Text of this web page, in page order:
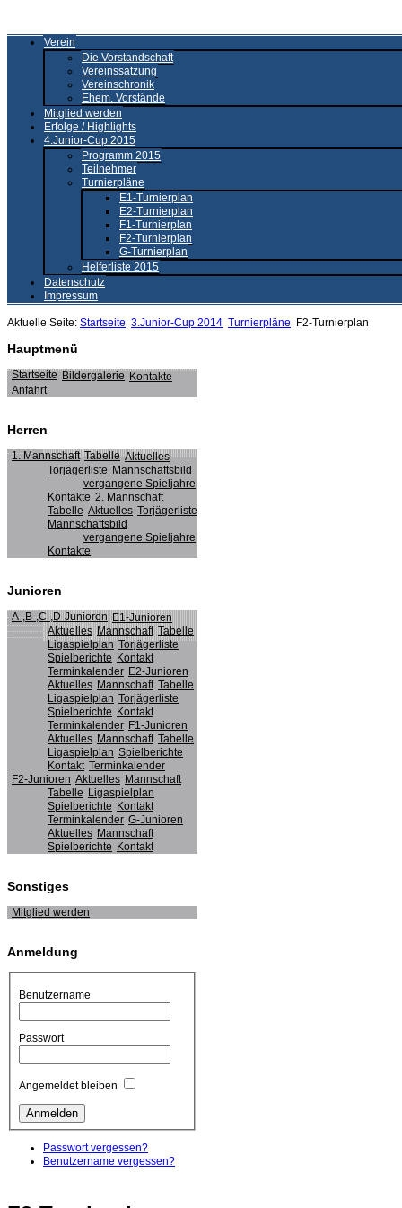
Verein
Die Vorstandschaft
Vereinssatzung
Vereinschronik
Ehem. Vorstände
Mitglied werden
Erfolge / Highlights
4.Junior-Cup 2015
Programm 2015
Teilnehmer
Turnierpläne
E1-Turnierplan
E2-Turnierplan
F1-Turnierplan
F2-Turnierplan
G-Turnierplan
Helferliste 2015
Datenschutz
Impressum
Aktuelle Seite: Startseite 3.Junior-Cup 2014 Turnierpläne F2-Turnierplan
Hauptmenü
Startseite Bildergalerie Kontakte
Anfahrt
Herren
1. Mannschaft Tabelle Aktuelles
Torjägerliste Mannschaftsbild
vergangene Spieljahre
Kontakte 2. Mannschaft
Tabelle Aktuelles Torjägerliste
Mannschaftsbild
vergangene Spieljahre
Kontakte
Junioren
A-,B-,C-,D-Junioren E1-Junioren
Aktuelles Mannschaft Tabelle
Ligaspielplan Torjägerliste
Spielberichte Kontakt
Terminkalender E2-Junioren
Aktuelles Mannschaft Tabelle
Ligaspielplan Torjägerliste
Spielberichte Kontakt
Terminkalender F1-Junioren
Aktuelles Mannschaft Tabelle
Ligaspielplan Spielberichte
Kontakt Terminkalender
F2-Junioren Aktuelles Mannschaft
Tabelle Ligaspielplan
Spielberichte Kontakt
Terminkalender G-Junioren
Aktuelles Mannschaft
Spielberichte Kontakt
Sonstiges
Mitglied werden
Anmeldung
Benutzername
Passwort
Angemeldet bleiben
Passwort vergessen?
Benutzername vergessen?